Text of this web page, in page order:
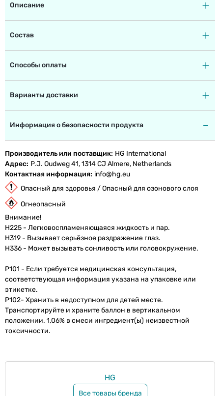
Описание
Состав
Способы оплаты
Варианты доставки
Информация о безопасности продукта
Производитель или поставщик HG International
Адрес P.J. Oudweg 41, 1314 CJ Almere, Netherlands
Контактная информация info@hg.eu
Опасный для здоровья / Опасный для озонового слоя
Огнеопасный
Внимание!
H225 - Легковоспламеняющаяся жидкость и пар.
H319 - Вызывает серьёзное раздражение глаз.
H336 - Может вызывать сонливость или головокружение.
P101 - Если требуется медицинская консультация,
соответствующая информация указана на упаковке или
этикетке.
P102- Хранить в недоступном для детей месте.
Tранспортируйте и храните баллон в вертикальном
положении. 1,06% в смеси ингредиент(ы) неизвестной
токсичности.
HG
Все товары бренда